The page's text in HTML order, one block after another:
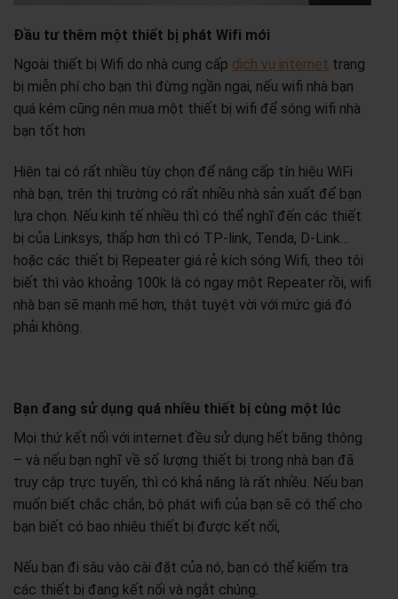
Đầu tư thêm một thiết bị phát Wifi mới
Ngoài thiết bị Wifi do nhà cung cấp dịch vụ internet trang
bị miễn phí cho bạn thì đừng ngần ngại, nếu wifi nhà bạn
quá kém cũng nên mua một thiết bị wifi để sóng wifi nhà
bạn tốt hơn
Hiện tại có rất nhiều tùy chọn để nâng cấp tín hiệu WiFi
nhà bạn, trên thị trường có rất nhiều nhà sản xuất để bạn
lựa chọn. Nếu kinh tế nhiều thì có thể nghĩ đến các thiết
bị của Linksys, thấp hơn thì có TP-link, Tenda, D-Link…
hoặc các thiết bị Repeater giá rẻ kích sóng Wifi, theo tôi
biết thì vào khoảng 100k là có ngay một Repeater rồi, wifi
nhà bạn sẽ mạnh mẽ hơn, thật tuyệt vời với mức giá đó
phải không.
Bạn đang sử dụng quá nhiều thiết bị cùng một lúc
Mọi thứ kết nối với internet đều sử dụng hết băng thông
– và nếu bạn nghĩ về số lượng thiết bị trong nhà bạn đã
truy cập trực tuyến, thì có khả năng là rất nhiều. Nếu bạn
muốn biết chắc chắn, bộ phát wifi của bạn sẽ có thể cho
bạn biết có bao nhiêu thiết bị được kết nối,
Nếu bạn đi sâu vào cài đặt của nó, bạn có thể kiểm tra
các thiết bị đang kết nối và ngắt chúng.